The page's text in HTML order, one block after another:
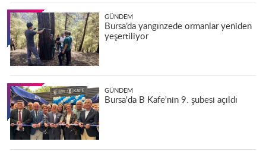
GÜNDEM
Bursa’da yangınzede ormanlar yeniden
yeşertiliyor
GÜNDEM
Bursa'da B Kafe'nin 9. şubesi açıldı